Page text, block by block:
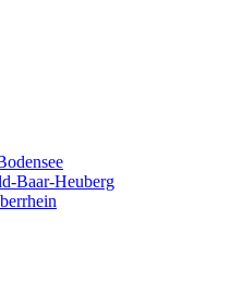
Baar-Heuberg